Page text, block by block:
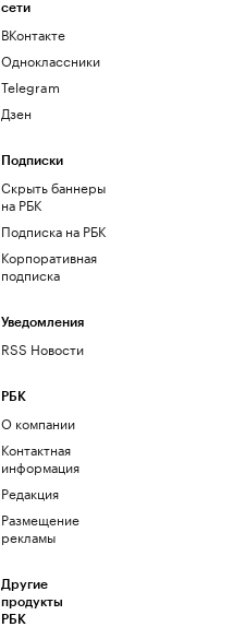
сети
ВКонтакте
Одноклассники
Telegram
Дзен
Подписки
Скрыть баннеры
на РБК
Подписка на РБК
Корпоративная
подписка
Уведомления
RSS Новости
РБК
О компании
Контактная
информация
Редакция
Размещение
рекламы
Другие
продукты
РБК